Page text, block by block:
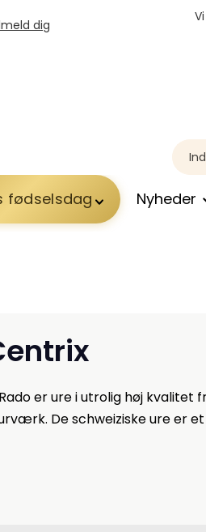
dig
fødselsdag Nyheder
er ure i utrolig høj
De schweiziske ure er